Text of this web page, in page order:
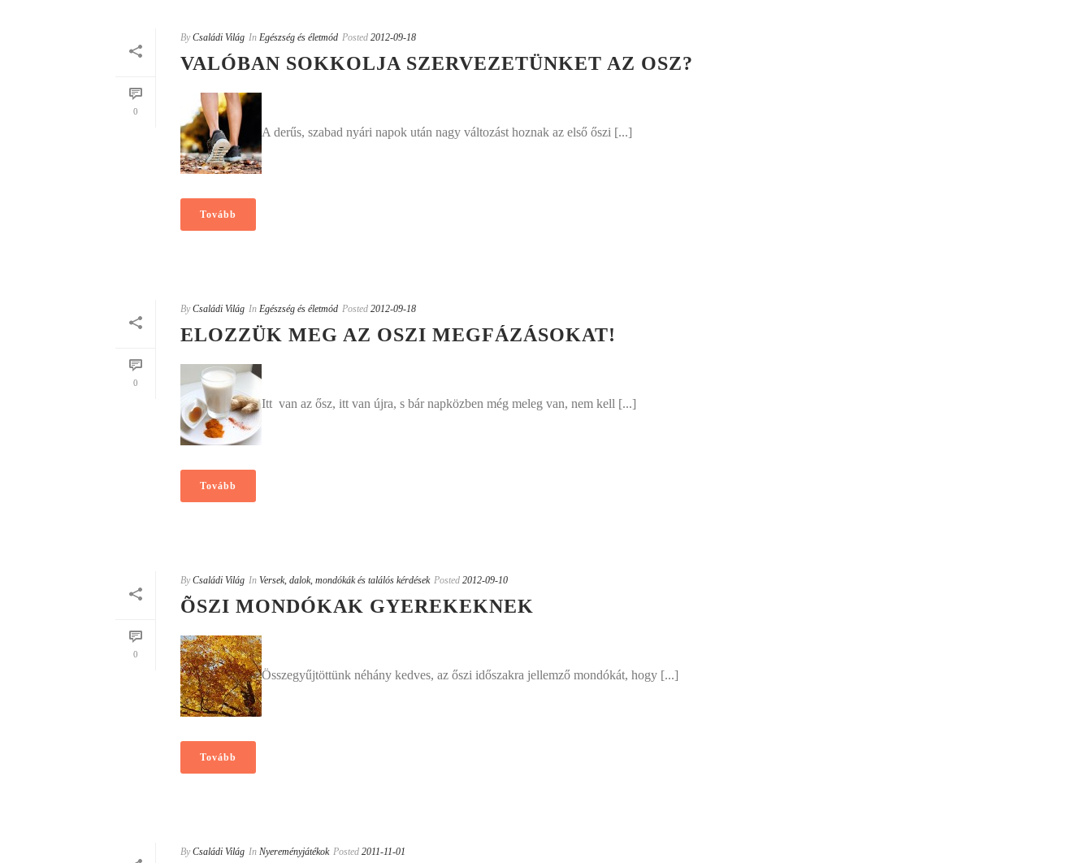
0
By Családi Világ In Egészség és életmód Posted 2012-09-18
VALÓBAN SOKKOLJA SZERVEZETÜNKET AZ OSZ?
A derűs, szabad nyári napok után nagy változást hoznak az első őszi [...]
Tovább
0
By Családi Világ In Egészség és életmód Posted 2012-09-18
ELOZZÜK MEG AZ OSZI MEGFÁZÁSOKAT!
Itt van az ősz, itt van újra, s bár napközben még meleg van, nem kell [...]
Tovább
0
By Családi Világ In Versek, dalok, mondókák és találós kérdések Posted 2012-09-10
ÕSZI MONDÓKAK GYEREKEKNEK
Összegyűjtöttünk néhány kedves, az őszi időszakra jellemző mondókát, hogy [...]
Tovább
By Családi Világ In Nyereményjátékok Posted 2011-11-01